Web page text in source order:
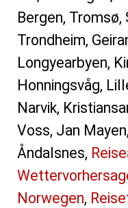
Bergen, Tromsø,
Trondheim,
Longyearbyen,
Honningsvåg,
Narvik,
Voss, Jan
Åndalsnes,
Norwegen,